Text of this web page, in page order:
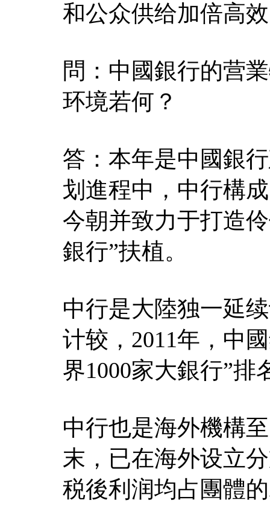
和公众供给加倍高
問：中國銀行的营
环境若何？
答：本年是中國銀
划進程中，中行構
今朝并致力于打造
銀行”扶植。
中行是大陸独一延
计较，2011年，中
界1000家大銀行”排
中行也是海外機構
末，已在海外设立
税後利润均占團體